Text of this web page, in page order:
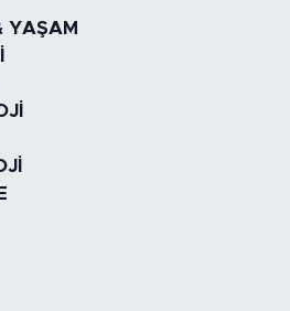
YAŞAM